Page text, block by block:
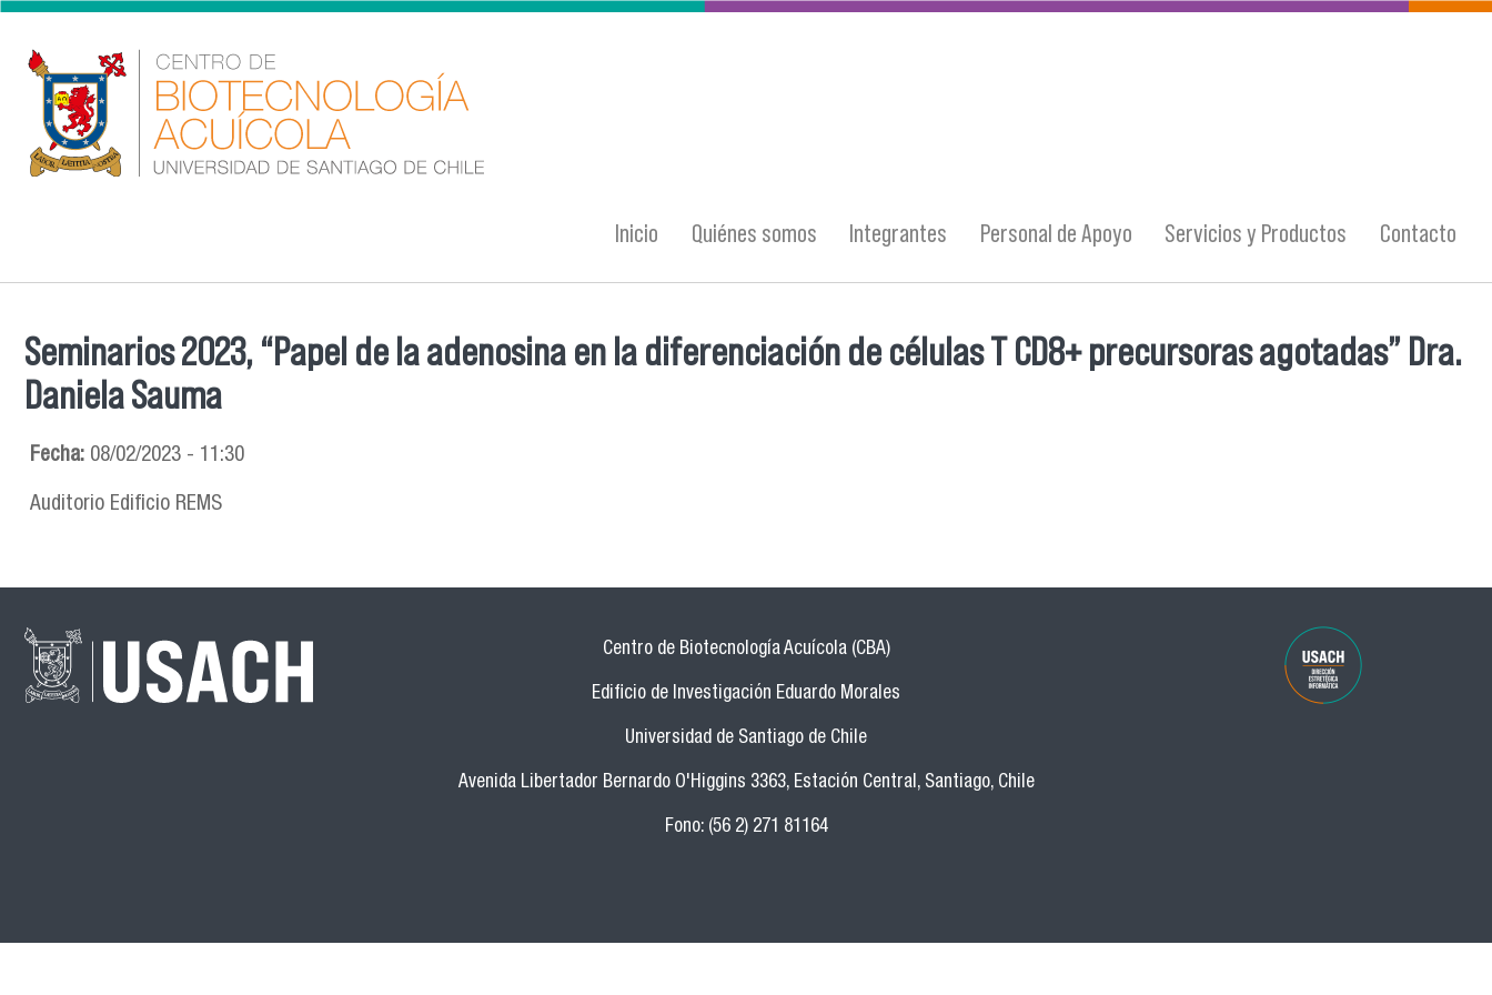
Pasar al contenido principal
Inicio Quiénes somos Integrantes Personal de Apoyo Servicios y Productos Contacto
Se encuentra usted aquí
Seminarios 2023, “Papel de la adenosina en la diferenciación de células T CD8+ precursoras agotadas” Dra.
Daniela Sauma
Fecha: 08/02/2023 - 11:30
Auditorio Edificio REMS
Centro de Biotecnología Acuícola (CBA)
Edificio de Investigación Eduardo Morales
Universidad de Santiago de Chile
Avenida Libertador Bernardo O'Higgins 3363, Estación Central, Santiago, Chile
Fono: (56 2) 271 81164